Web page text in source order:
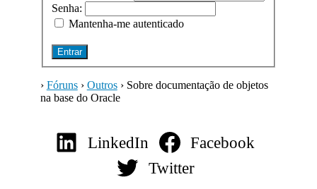
Senha:
Mantenha-me autenticado
Entrar
› Fóruns › Outros › Sobre documentação de objetos
na base do Oracle
LinkedIn
Facebook
Twitter